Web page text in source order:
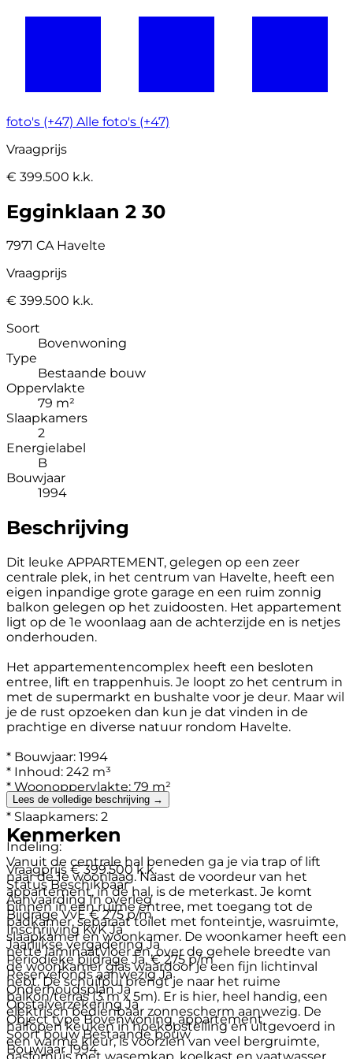
foto's (+47) Alle foto's (+47)
Vraagprijs
€ 399.500 k.k.
Egginklaan 2 30
7971 CA Havelte
Vraagprijs
€ 399.500 k.k.
Soort
Bovenwoning
Type
Bestaande bouw
Oppervlakte
79 m²
Slaapkamers
2
Energielabel
B
Bouwjaar
1994
Beschrijving
Dit leuke APPARTEMENT, gelegen op een zeer
centrale plek, in het centrum van Havelte, heeft een
eigen inpandige grote garage en een ruim zonnig
balkon gelegen op het zuidoosten. Het appartement
ligt op de 1e woonlaag aan de achterzijde en is netjes
onderhouden.
Het appartementencomplex heeft een besloten
entree, lift en trappenhuis. Je loopt zo het centrum in
met de supermarkt en bushalte voor je deur. Maar wil
je de rust opzoeken dan kun je dat vinden in de
prachtige en diverse natuur rondom Havelte.
* Bouwjaar: 1994
* Inhoud: 242 m³
* Woonoppervlakte: 79 m²
* Terras: 15 m²
* Slaapkamers: 2
Indeling:
Vanuit de centrale hal beneden ga je via trap of lift
naar de 1e woonlaag. Naast de voordeur van het
appartement, in de hal, is de meterkast. Je komt
binnen in een ruime entree, met toegang tot de
badkamer, separaat toilet met fonteintje, wasruimte,
slaapkamer en woonkamer. De woonkamer heeft een
nette laminaatvloer en, over de gehele breedte van
de woonkamer glas waardoor je een fijn lichtinval
hebt. De schuifpui brengt je naar het ruime
balkon/terras (3 m x 5m). Er is hier, heel handig, een
elektrisch bedienbaar zonnescherm aanwezig. De
halfopen keuken in hoekopstelling en uitgevoerd in
een warme kleur, is voorzien van veel bergruimte,
Lees de volledige beschrijving →
Kenmerken
Vraagprijs € 399.500 k.k.
Status Beschikbaar
Aanvaarding In overleg
Bijdrage VvE € 275 p/m
Inschrijving KvK Ja
Jaarlijkse vergadering Ja
Periodieke bijdrage Ja, € 275 p/m
Reservefonds aanwezig Ja
Onderhoudsplan Ja
Opstalverzekering Ja
Object type Bovenwoning, appartement
Soort bouw Bestaande bouw
Bouwjaar 1994